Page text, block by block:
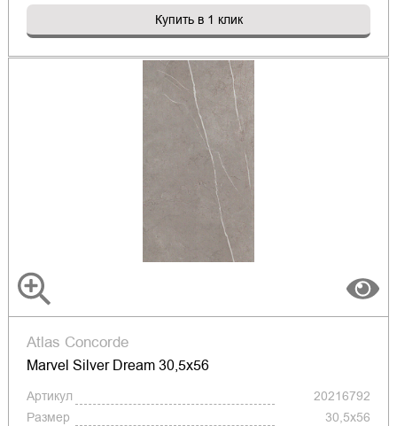
Купить в 1 клик
Atlas Concorde
Marvel Silver Dream 30,5x56
Артикул
20216792
Размер
30,5x56